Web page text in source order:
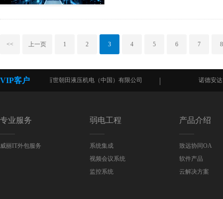
<< 上一页 1 2 3 4 5 6 7 8
VIP客户康百世朝田液压机电（中国）有限公司 诺德安达国际
专业服务
威丽IT外包服务
弱电工程
系统集成
视频会议系统
监控系统
产品介绍
致远协同OA
软件产品
云解决方案